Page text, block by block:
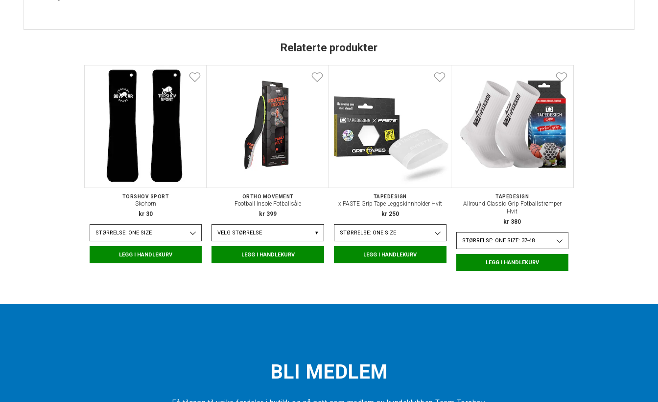
Relaterte produkter
TORSHOV SPORT
Skohorn
kr 30
STØRRELSE: ONE SIZE
LEGG I HANDLEKURV
ORTHO MOVEMENT
Football Insole Fotballsåle
kr 399
VELG STØRRELSE ▾
LEGG I HANDLEKURV
TAPEDESIGN
x PASTE Grip Tape Leggskinnholder Hvit
kr 250
STØRRELSE: ONE SIZE
LEGG I HANDLEKURV
TAPEDESIGN
Allround Classic Grip Fotballstrømper
Hvit
kr 380
STØRRELSE: ONE SIZE: 37-48
LEGG I HANDLEKURV
BLI MEDLEM